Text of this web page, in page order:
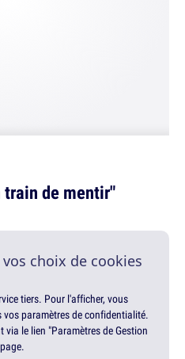
de mentir"
choix de cookies
tiers. Pour l'afficher, vous
vos paramètres de confidentialité.
le lien "Paramètres de Gestion